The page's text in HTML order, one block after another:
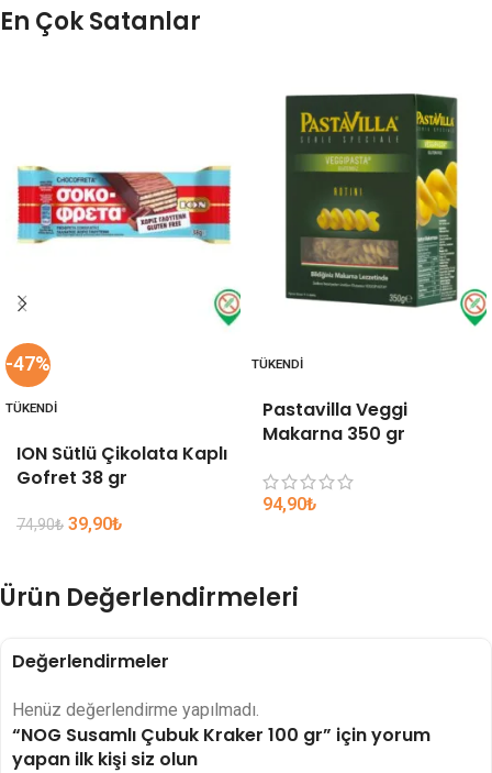
En Çok Satanlar
-47%
TÜKENDI
ION Sütlü Çikolata Kaplı
Gofret 38 gr
74,90₺ 39,90₺
TÜKENDI
Pastavilla Veggi
Makarna 350 gr
94,90₺
Ürün Değerlendirmeleri
Değerlendirmeler
Henüz değerlendirme yapılmadı.
“NOG Susamlı Çubuk Kraker 100 gr” için yorum
yapan ilk kişi siz olun